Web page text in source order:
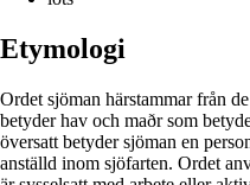
Etymologi
Ordet sjöman härstammar från
betyder hav och maðr som
översatt betyder sjöman en
anställd inom sjöfarten. Ordet